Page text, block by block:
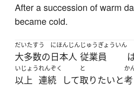
After a succession of warm
became cold.
だいたすう
大多数の
にほんじん
日本人
じゅうぎょういん
従業員
いじょう
以上
れんぞく
連続 して
と
取りたいと
か